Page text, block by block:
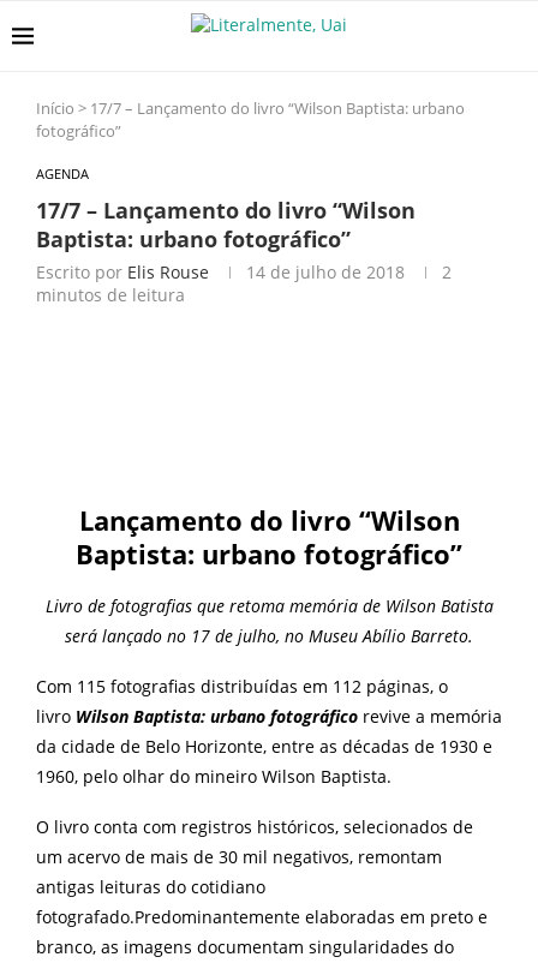
Início > 17/7 – Lançamento do livro “Wilson Baptista: urbano
fotográfico”
AGENDA
17/7 – Lançamento do livro “Wilson
Baptista: urbano fotográfico”
Escrito por Elis Rouse 14 de julho de 2018
2
minutos de leitura
Lançamento do livro “Wilson
Baptista: urbano fotográfico”
Livro de fotografias que retoma memória de Wilson Batista
será lançado no 17 de julho, no Museu Abílio Barreto.
Com 115 fotografias distribuídas em 112 páginas, o
livro Wilson Baptista: urbano fotográfico revive a memória
da cidade de Belo Horizonte, entre as décadas de 1930 e
1960, pelo olhar do mineiro Wilson Baptista.
O livro conta com registros históricos, selecionados de
um acervo de mais de 30 mil negativos, remontam
antigas leituras do cotidiano
fotografado.Predominantemente elaboradas em preto e
branco, as imagens documentam singularidades do